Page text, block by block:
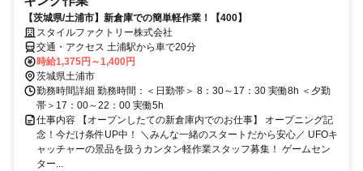
【茨城県/土浦市】新倉庫での簡単軽作業！【400】
スタイルファクトリー株式会社
交通・アクセス 土浦駅から車で20分
時給1,375円～1,400円
茨城県土浦市
勤務時間詳細 勤務時間：＜日勤帯＞ 8：30～17：30 実働8h ＜夕勤
帯＞17：00～22：00 実働5h
仕事内容 【オープンしたての新倉庫内でのお仕事】 オープニング記
念！今だけ条件UP中！ ＼みんな一緒のスタートだから安心／ UFOキ
ャッチャーの景品を扱うカンタン軽作業スタッフ募集！ ゲームセン
ター...